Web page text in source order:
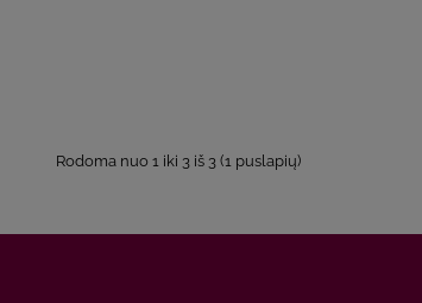
Rodoma nuo 1 iki 3 iš 3 (1 puslapių)